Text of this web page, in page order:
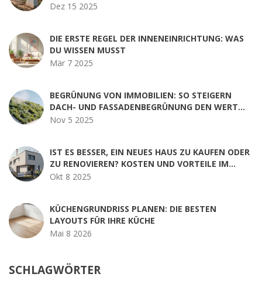
Dez 15 2025
DIE ERSTE REGEL DER INNENEINRICHTUNG: WAS
DU WISSEN MUSST
Mär 7 2025
BEGRÜNUNG VON IMMOBILIEN: SO STEIGERN
DACH- UND FASSADENBEGRÜNUNG DEN WERT
IHRER IMMOBILIE
Nov 5 2025
IST ES BESSER, EIN NEUES HAUS ZU KAUFEN ODER
ZU RENOVIEREN? KOSTEN UND VORTEILE IM
VERGLEICH
Okt 8 2025
KÜCHENGRUNDRISS PLANEN: DIE BESTEN
LAYOUTS FÜR IHRE KÜCHE
Mai 8 2026
SCHLAGWÖRTER